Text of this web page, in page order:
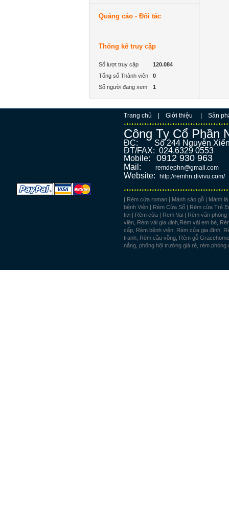
Quảng cáo - Đối tác
Thống kê truy cập
Số lượt truy cập
120.084
Tổng số Thành viên
0
Số người đang xem
1
Trang chủ Giới thiệu
Sản
Công Ty Cổ Phần
ĐC: Số 244 Nguyễn
ĐT/FAX:
Mobile: 0912 930 963
Mail: remdephn@gmail.com
Website: http://remhn.divivu.com/
| Rèm cửa roman | Mành sáo gỗ | Mành
bệnh Viện | Rèm Cửa Sổ | Rèm cửa Trẻ
tivi | Rèm cửa | Rem Vai | Rèm văn
viện, Rèm vải gia đinh,Rèm vải em bé,
cấp, Rèm bệnh viện, Rèm cửa gia đình,
tranh, Rèm cầu vồng, Rèm gỗ
nắng, phông hội trường giá rẻ, rèm